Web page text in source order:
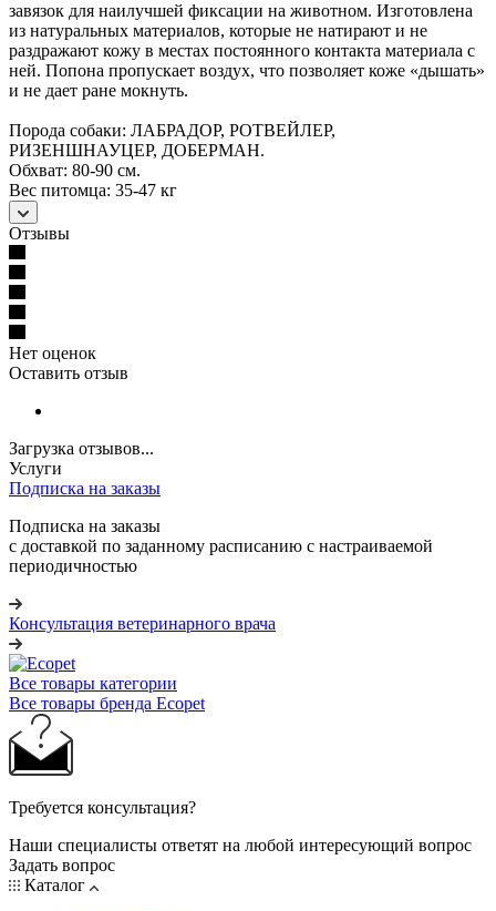
завязок для наилучшей фиксации на животном. Изготовлена
из натуральных материалов, которые не натирают и не
раздражают кожу в местах постоянного контакта материала с
ней. Попона пропускает воздух, что позволяет коже «дышать»
и не дает ране мокнуть.
Порода собаки: ЛАБРАДОР, РОТВЕЙЛЕР,
РИЗЕНШНАУЦЕР, ДОБЕРМАН.
Обхват: 80-90 см.
Вес питомца: 35-47 кг
Отзывы
Нет оценок
Оставить отзыв
Загрузка отзывов...
Услуги
Подписка на заказы
Подписка на заказы
с доставкой по заданному расписанию с настраиваемой
периодичностью
Консультация ветеринарного врача
Все товары категории
Все товары бренда Ecopet
Требуется консультация?
Наши специалисты ответят на любой интересующий вопрос
Задать вопрос
Каталог